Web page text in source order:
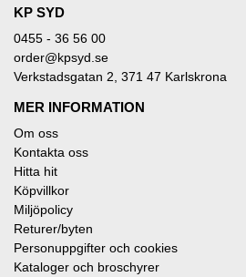
KP SYD
0455 - 36 56 00
order@kpsyd.se
Verkstadsgatan 2, 371 47 Karlskrona
MER INFORMATION
Om oss
Kontakta oss
Hitta hit
Köpvillkor
Miljöpolicy
Returer/byten
Personuppgifter och cookies
Kataloger och broschyrer